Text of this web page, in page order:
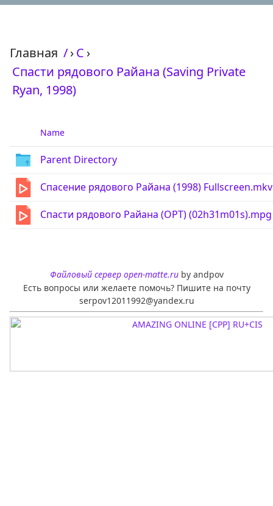
Главная /›С ›
Спасти рядового Райана (Saving Private
Ryan, 1998)
Name
Parent Directory
Спасение рядового Райана (1998) Fullscreen.mkv
Спасти рядового Райана (ОРТ) (02h31m01s).mpg
Файловый сервер open-matte.ruby andpov
Есть вопросы или желаете помочь? Пишите на почту
serpov12011992@yandex.ru